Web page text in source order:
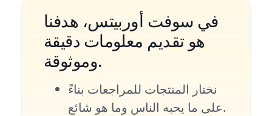
في سوفت أوربيتس، هدفنا
هو تقديم معلومات دقيقة
وموثوقة.
نختار المنتجات للمراجعات بناءً
على ما يحبه الناس وما هو شائع.